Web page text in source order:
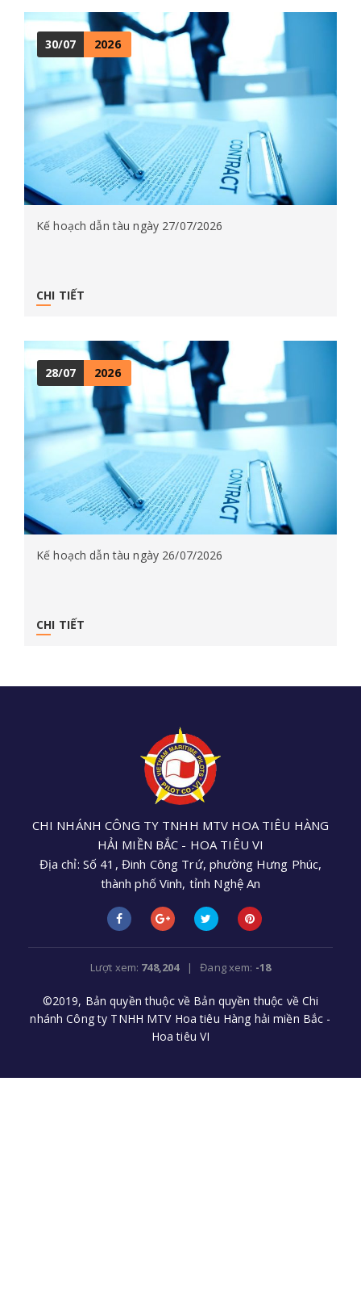
30/07 2026
Kế hoạch dẫn tàu ngày 27/07/2026
CHI TIẾT
28/07 2026
Kế hoạch dẫn tàu ngày 26/07/2026
CHI TIẾT
CHI NHÁNH CÔNG TY TNHH MTV HOA TIÊU HÀNG
HẢI MIỀN BẮC - HOA TIÊU VI
Địa chỉ: Số 41, Đinh Công Trứ, phường Hưng Phúc,
thành phố Vinh, tỉnh Nghệ An
cnhoatieu6@gmail.com
Lượt xem: 748,204| Đang xem: -18
©2019, Bản quyền thuộc về Bản quyền thuộc về Chi
nhánh Công ty TNHH MTV Hoa tiêu Hàng hải miền Bắc -
Hoa tiêu VI